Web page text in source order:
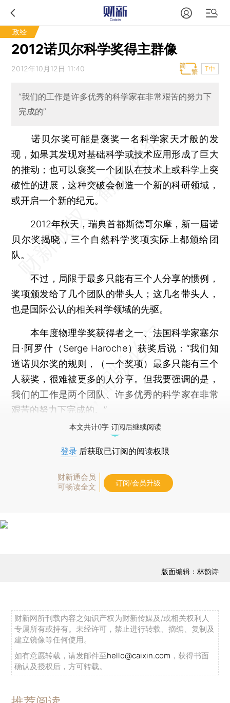
政经
2012诺贝尔科学奖得主群像
2012年10月12日 11:40 T中
“我们的工作是许多优秀的科学家在非常艰苦的努力下
完成的”
诺贝尔奖可能是褒奖一名科学家天才般的发
现，如果其发现对基础科学或技术应用形成了巨大
的推动；也可以褒奖一个团队在技术上或科学上突
破性的进展，这种突破会创造一个新的科研领域，
或开启一个新的纪元。
2012年秋天，瑞典首都斯德哥尔摩，新一届诺
贝尔奖揭晓，三个自然科学奖项实际上都颁给团
队。
不过，局限于最多只能有三个人分享的惯例，
奖项颁发给了几个团队的带头人；这几名带头人，
也是国际公认的相关科学领域的先驱。
本年度物理学奖获得者之一、法国科学家塞尔
日·阿罗什（Serge Haroche）获奖后说：“我们知
道诺贝尔奖的规则，（一个奖项）最多只能有三个
人获奖，很难被更多的人分享。但我要强调的是，
我们的工作是两个团队、许多优秀的科学家在非常
艰苦的努力下完成的。”
本文共计0字 订阅后继续阅读
登录 后获取已订阅的阅读权限
财新通会员
可畅读全文
订阅/会员升级
版面编辑：林韵诗
财新网所刊载内容之知识产权为财新传媒及/或相关权利人
专属所有或持有。未经许可，禁止进行转载、摘编、复制及
建立镜像等任何使用。
如有意愿转载，请发邮件至hello@caixin.com ，获得书面
确认及授权后，方可转载。